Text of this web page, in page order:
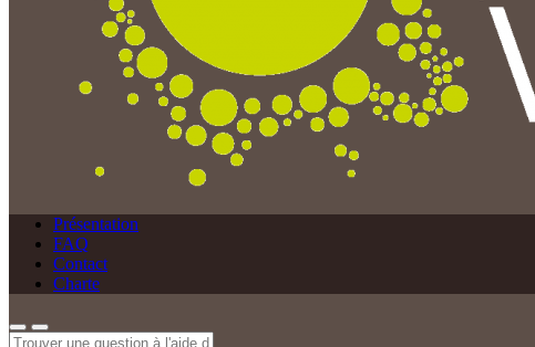
Présentation
FAQ
Contact
Charte